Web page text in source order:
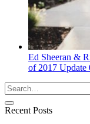
Ed Sheeran &
of 2017 Update
Recent Posts